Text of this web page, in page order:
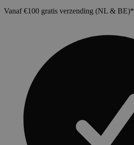
Vanaf €100 gratis verzending (NL & BE)*